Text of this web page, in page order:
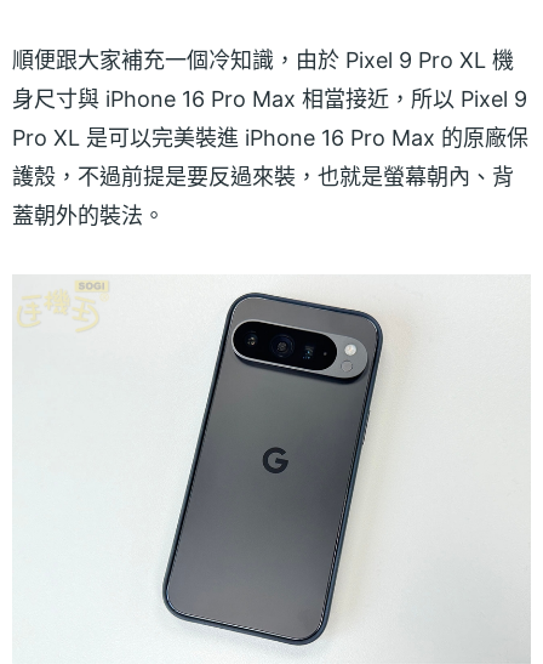
順便跟大家補充一個冷知識，由於 Pixel 9 Pro XL 機
身尺寸與 iPhone 16 Pro Max 相當接近，所以 Pixel 9
Pro XL 是可以完美裝進 iPhone 16 Pro Max 的原廠保
護殼，不過前提是要反過來裝，也就是螢幕朝內、背
蓋朝外的裝法。